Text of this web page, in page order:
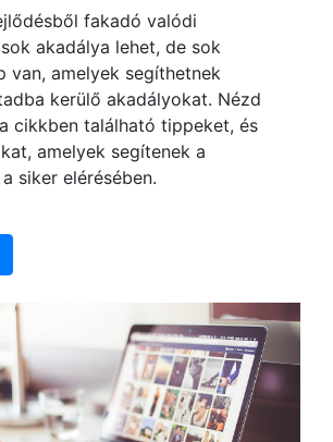
fakadó valódi
akadálya lehet, de sok
van, amelyek segíthetnek
kerülő akadályokat. Nézd
cikkben található tippeket, és
amelyek segítenek a
siker elérésében.